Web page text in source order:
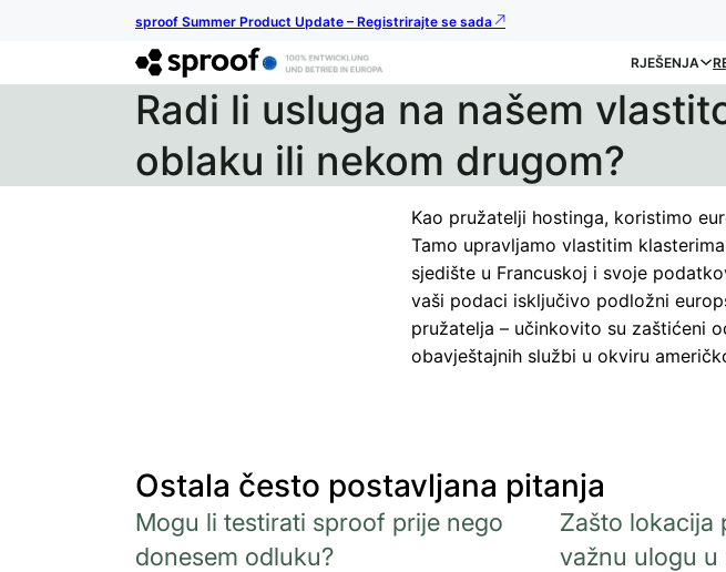
sproof Summer Product Update – Registrirajte se sada
RJEŠENJA
Radi li usluga na našem
oblaku ili nekom drugom?
Kao pružatelji hostinga, koristimo
Tamo upravljamo vlastitim
sjedište u Francuskoj i svoje
vaši podaci isključivo podložni
pružatelja – učinkovito su zaštićeni
obavještajnih službi u okviru
Ostala često postavljana pitanja
Mogu li testirati sproof prije nego
donesem odluku?
Zašto lokacija
važnu ulogu u